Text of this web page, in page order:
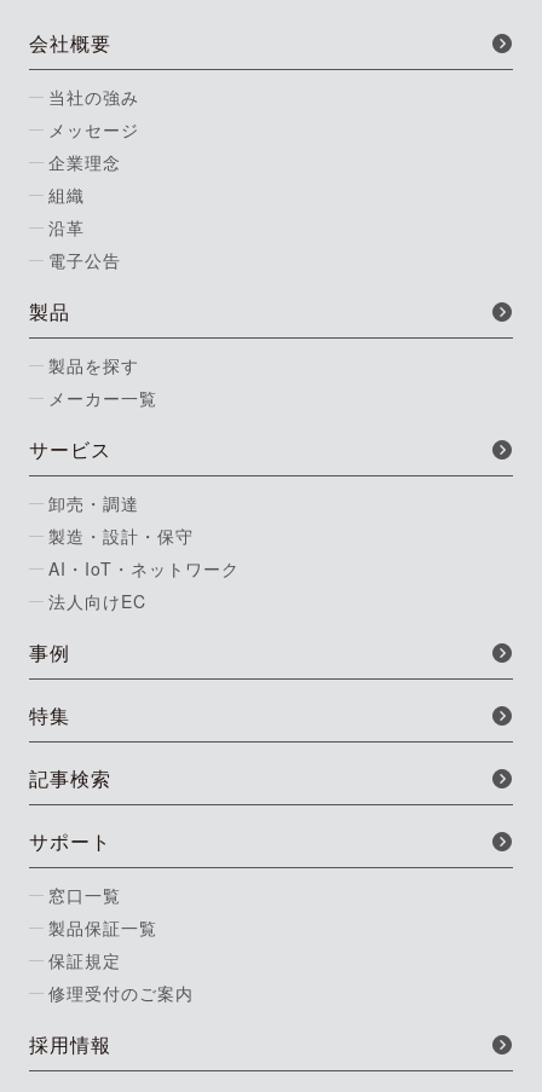
会社概要
当社の強み
メッセージ
企業理念
組織
沿革
電子公告
製品
製品を探す
メーカー一覧
サービス
卸売・調達
製造・設計・保守
AI・IoT・ネットワーク
法人向けEC
事例
特集
記事検索
サポート
窓口一覧
製品保証一覧
保証規定
修理受付のご案内
採用情報